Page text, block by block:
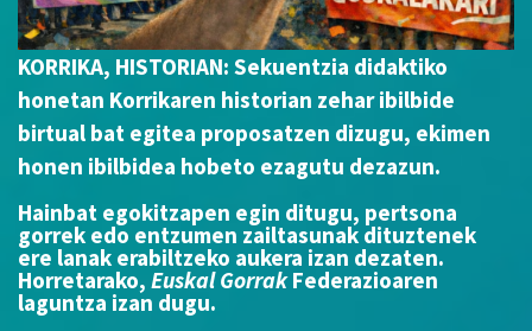
KORRIKA, HISTORIAN: Sekuentzia didaktiko
honetan Korrikaren historian zehar ibilbide
birtual bat egitea proposatzen dizugu, ekimen
honen ibilbidea hobeto ezagutu dezazun.
Hainbat egokitzapen egin ditugu, pertsona
gorrek edo entzumen zailtasunak dituztenek
ere lanak erabiltzeko aukera izan dezaten.
Horretarako, Euskal GorrakFederazioaren
laguntza izan dugu.